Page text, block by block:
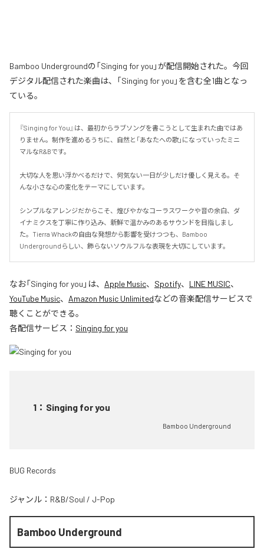
Bamboo Undergroundの「Singing for you」が配信開始された。今回
デジタル配信された楽曲は、「Singing for you」を含む全1曲となっ
ている。
『Singing for You』は、最初からラブソングを書こうとして生まれた曲ではあ
りません。制作を進めるうちに、自然と「あなたへの歌」になっていったミニ
マルなR&Bです。
大切な人を思い浮かべるだけで、何気ない一日が少しだけ優しく見える。そ
んな小さな心の変化をテーマにしています。
シンプルなアレンジだからこそ、煌びやかなコーラスワークや音の余白、ダ
イナミクスを丁寧に作り込み、新鮮で温かみのあるサウンドを目指しまし
た。Tierra Whackの自由な発想から影響を受けつつも、Bamboo
Undergroundらしい、飾らないソウルフルな表現を大切にしています。
なお「Singing for you 」は、 Apple Music、 Spotify、 LINE MUSIC、
YouTube Music、 Amazon Music Unlimitedなどの音楽配信サービスで
聴くことができる。
各配信サービス： Singing for you
1 ： Singing for you
Bamboo Underground
BUG Records
ジャンル： R&B/Soul / J-Pop
Bamboo Underground